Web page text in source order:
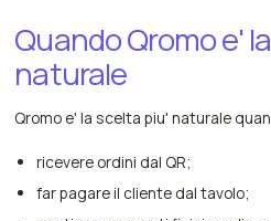
Quando Qromo e'
naturale
Qromo e' la scelta piu' naturale
ricevere ordini dal QR;
far pagare il cliente dal tavolo;